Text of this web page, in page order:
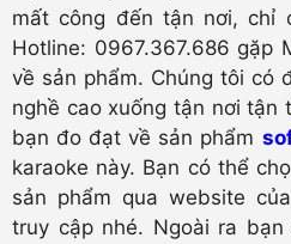
mất công đến tận nơi, chỉ
Hotline: 0967.367.686 gặp
về sản phẩm. Chúng tôi có
nghề cao xuống tận nơi tận
bạn đo đạt về sản phẩm
karaoke này. Bạn có thể
sản phẩm qua website
truy cập nhé. Ngoài ra